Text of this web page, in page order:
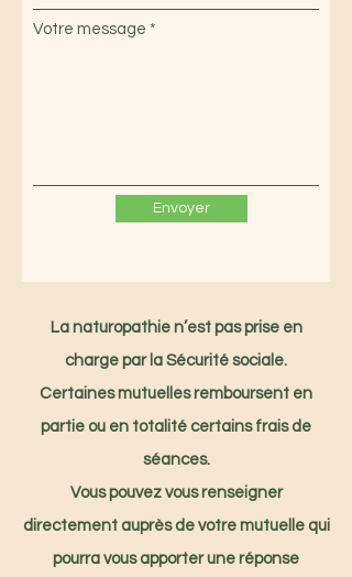
Votre message
Envoyer
La naturopathie n’est pas prise en
charge par la Sécurité sociale.
Certaines mutuelles remboursent en
partie ou en totalité certains frais de
séances.
Vous pouvez vous renseigner
directement auprès de votre mutuelle qui
pourra vous apporter une réponse